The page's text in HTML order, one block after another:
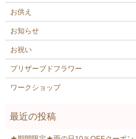
お供え
お知らせ
お祝い
プリザーブドフラワー
ワークショップ